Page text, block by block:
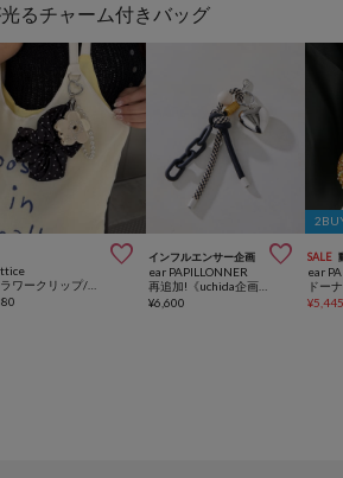
るチャーム付きバッグ
 インフルエンサー企画 
ear PAPILLONNER
再追加!《uchida企画》ハート付きロープストラップ/バッグチャーム
¥6,600
SALE
ear
¥